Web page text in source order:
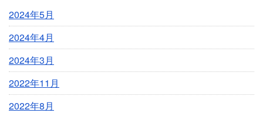
2024年5月
2024年4月
2024年3月
2022年11月
2022年8月